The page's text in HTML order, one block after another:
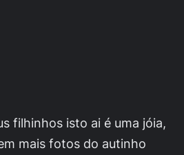
filhinhos isto ai é uma jóia,
mais fotos do autinho